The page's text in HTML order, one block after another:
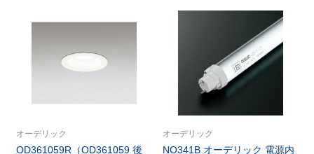
オーデリック
OD361059R（OD361059 後
オーデリック
NO341B オーデリック 電源内